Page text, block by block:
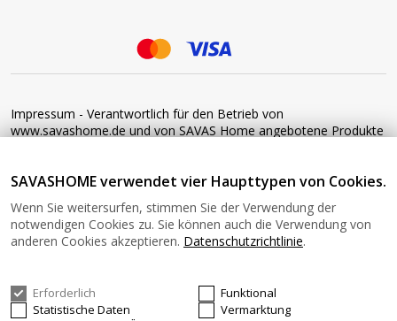
Impressum - Verantwortlich für den Betrieb von
www.savashome.de und von SAVAS Home angebotene Produkte
senden Sie keine Waren ohne vorherige Bestätigung an diese
diesem Link: https://www.savashome.de/rueckgabebedingungen-
fuer-waren Gerne können Sie sich mit uns in Verbindung setzen:
Montag − Freitag: 08:00−16:00 Uhr E-Mail: Info@savashome.de
© 2026 SAVASHOME Alle Rechte vorbehalten.
SAVASHOME verwendet vier Haupttypen von Cookies.
Wenn Sie weitersurfen, stimmen Sie der Verwendung der
notwendigen Cookies zu. Sie können auch die Verwendung von
anderen Cookies akzeptieren. Datenschutzrichtlinie.
Erforderlich
Funktional
Statistische Daten
Vermarktung